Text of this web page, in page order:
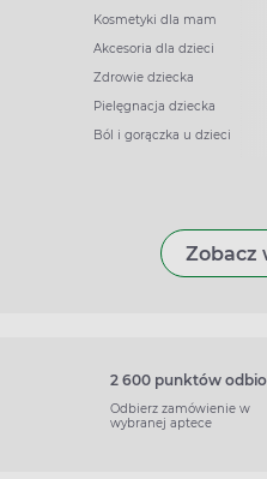
Kosmetyki dla mam
Akcesoria dla dzieci
Zdrowie dziecka
Pielęgnacja dziecka
Ból i gorączka u dzieci
Zobacz
2 600 punktów
Odbierz zamówienie w
wybranej aptece